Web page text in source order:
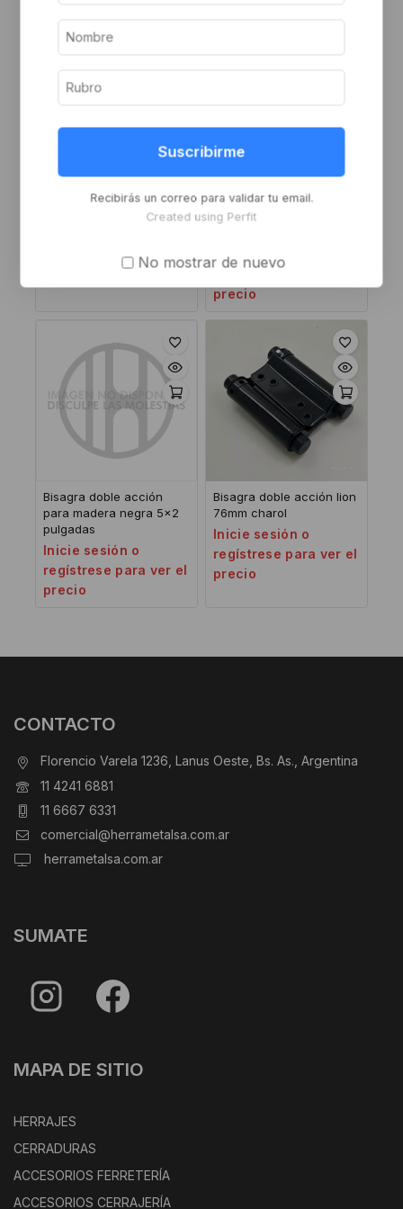
Bisagra doble acción de
hierro platil 3 pulgadas
regístrese para ver el
Bisagra doble acción de
bronce 3 pulgadas x
Inicie sesión o
precio
Bisagra doble acción
para madera negra 5×2
pulgadas
Inicie sesión o
regístrese para ver el
precio
Bisagra doble acción lion
76mm charol
Inicie sesión o
regístrese para ver el
precio
CONTACTO
Florencio Varela 1236, Lanus Oeste, Bs. As., Argentina
11 4241 6881
11 6667 6331
comercial@herrametalsa.com.ar
herrametalsa.com.ar
SUMATE
MAPA DE SITIO
HERRAJES
CERRADURAS
ACCESORIOS FERRETERÍA
ACCESORIOS CERRAJERÍA
Suscribirme
Recibirás un correo para validar tu email.
Created using Perfit
No mostrar de nuevo